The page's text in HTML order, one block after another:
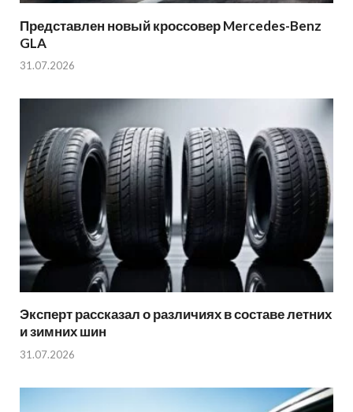
Представлен новый кроссовер Mercedes-Benz
GLA
31.07.2026
Эксперт рассказал о различиях в составе летних
и зимних шин
31.07.2026